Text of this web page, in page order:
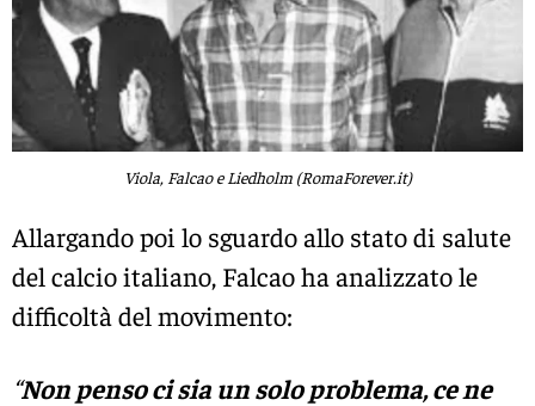
Viola, Falcao e Liedholm (RomaForever.it)
Allargando poi lo sguardo allo stato di salute
del calcio italiano, Falcao ha analizzato le
difficoltà del movimento:
“Non penso ci sia un solo problema, ce ne